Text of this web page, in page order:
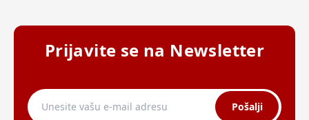
Prijavite se na Newsletter
Pošalji